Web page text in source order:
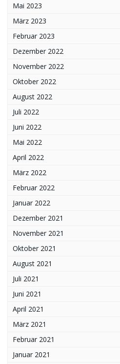
Mai 2023
März 2023
Februar 2023
Dezember 2022
November 2022
Oktober 2022
August 2022
Juli 2022
Juni 2022
Mai 2022
April 2022
März 2022
Februar 2022
Januar 2022
Dezember 2021
November 2021
Oktober 2021
August 2021
Juli 2021
Juni 2021
April 2021
März 2021
Februar 2021
Januar 2021